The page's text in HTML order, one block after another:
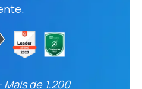
de 1.200